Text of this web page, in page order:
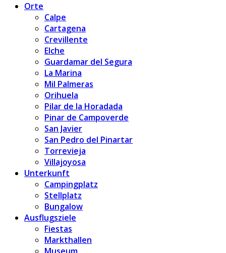
Orte
Calpe
Cartagena
Crevillente
Elche
Guardamar del Segura
La Marina
Mil Palmeras
Orihuela
Pilar de la Horadada
Pinar de Campoverde
San Javier
San Pedro del Pinartar
Torrevieja
Villajoyosa
Unterkunft
Campingplatz
Stellplatz
Bungalow
Ausflugsziele
Fiestas
Markthallen